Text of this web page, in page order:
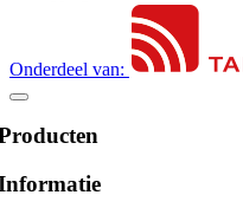
Onderdeel van: